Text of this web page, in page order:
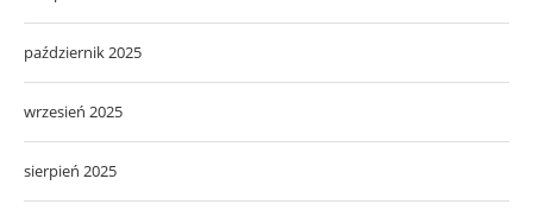
październik 2025
wrzesień 2025
sierpień 2025